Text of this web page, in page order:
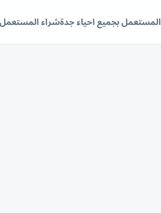
المستعمل بجميع احياء جدةشراء